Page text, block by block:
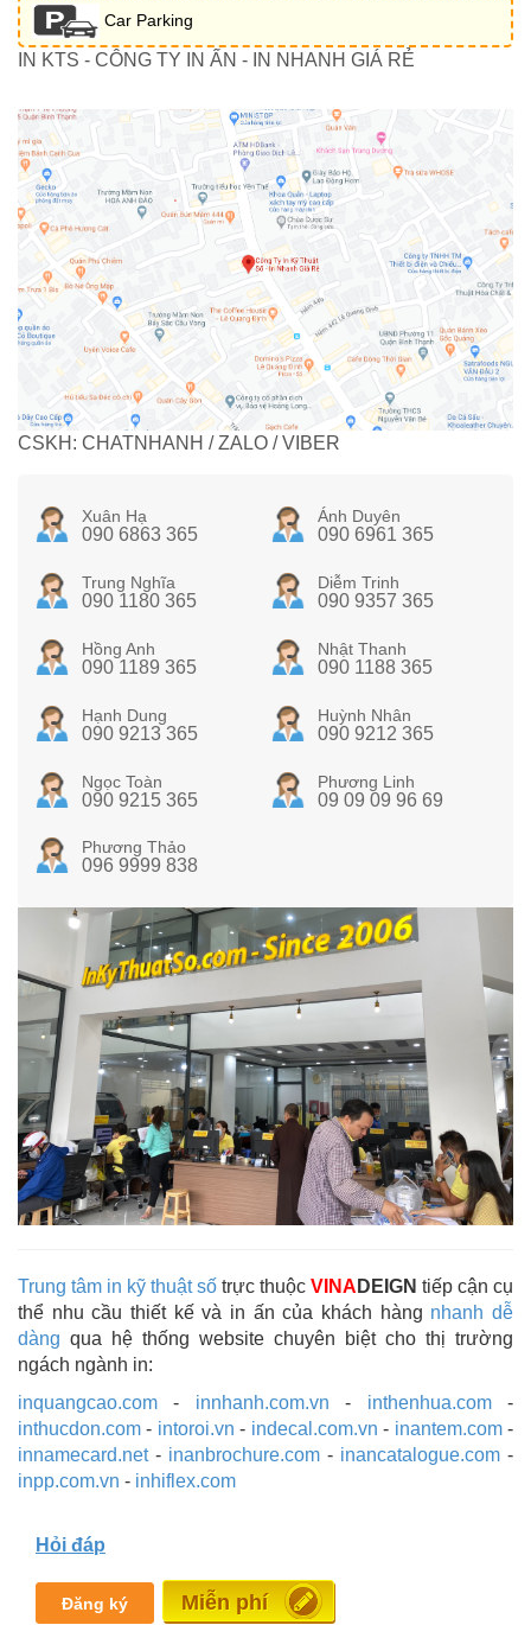
Car Parking
IN KTS - CÔNG TY IN ẤN - IN NHANH GIÁ RẺ
CSKH: CHATNHANH / ZALO / VIBER
Xuân Hạ
090 6863 365
Ánh Duyên
090 6961 365
Trung Nghĩa
090 1180 365
Diễm Trinh
090 9357 365
Hồng Anh
090 1189 365
Nhật Thanh
090 1188 365
Hạnh Dung
090 9213 365
Huỳnh Nhân
090 9212 365
Ngọc Toàn
090 9215 365
Phương Linh
09 09 09 96 69
Phương Thảo
096 9999 838
Trung tâm in kỹ thuật số trực thuộc VINA DEIGN tiếp cận cụ
thể nhu cầu thiết kế và in ấn của khách hàng nhanh dễ
dàng qua hệ thống website chuyên biệt cho thị trường
ngách ngành in:
inquangcao.com - innhanh.com.vn - inthenhua.com-
inthucdon.com - intoroi.vn - indecal.com.vn - inantem.com-
innamecard.net- inanbrochure.com - inancatalogue.com -
inpp.com.vn - inhiflex.com
Hỏi đáp
Đăng ký Miễn phí